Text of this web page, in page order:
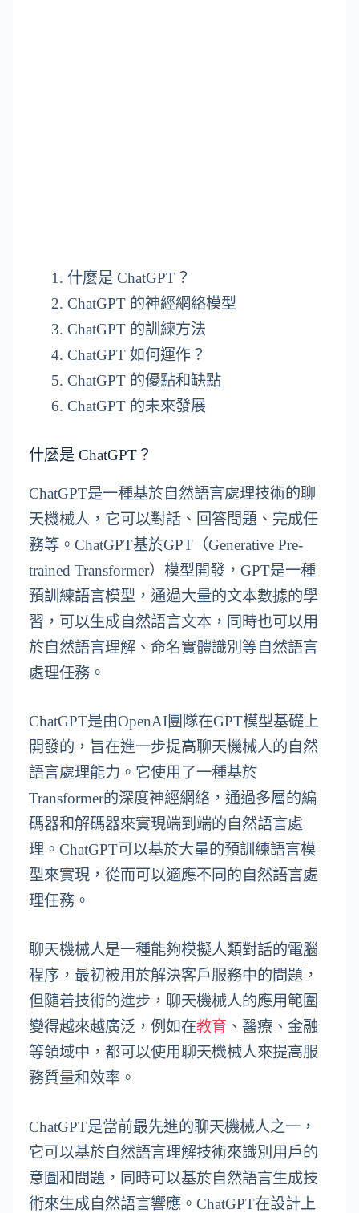
什麼是 ChatGPT？
ChatGPT 的神經網絡模型
ChatGPT 的訓練方法
ChatGPT 如何運作？
ChatGPT 的優點和缺點
ChatGPT 的未來發展
什麼是 ChatGPT？
ChatGPT是一種基於自然語言處理技術的聊
天機械人，它可以對話、回答問題、完成任
務等。ChatGPT基於GPT（Generative Pre-
trained Transformer）模型開發，GPT是一種
預訓練語言模型，通過大量的文本數據的學
習，可以生成自然語言文本，同時也可以用
於自然語言理解、命名實體識別等自然語言
處理任務。
ChatGPT是由OpenAI團隊在GPT模型基礎上
開發的，旨在進一步提高聊天機械人的自然
語言處理能力。它使用了一種基於
Transformer的深度神經網絡，通過多層的編
碼器和解碼器來實現端到端的自然語言處
理。ChatGPT可以基於大量的預訓練語言模
型來實現，從而可以適應不同的自然語言處
理任務。
聊天機械人是一種能夠模擬人類對話的電腦
程序，最初被用於解決客戶服務中的問題，
但隨着技術的進步，聊天機械人的應用範圍
變得越來越廣泛，例如在教育 、醫療、金融
等領域中，都可以使用聊天機械人來提高服
務質量和效率。
ChatGPT是當前最先進的聊天機械人之一，
它可以基於自然語言理解技術來識別用戶的
意圖和問題，同時可以基於自然語言生成技
術來生成自然語言響應。ChatGPT在設計上